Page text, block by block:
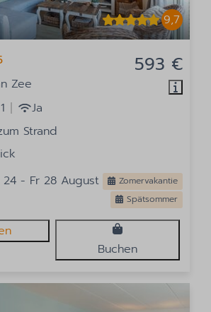
9,7
593 €
Zee
1
Ja
Strand
24 - Fr 28 August
Zomervakantie
Spätsommer
Buchen